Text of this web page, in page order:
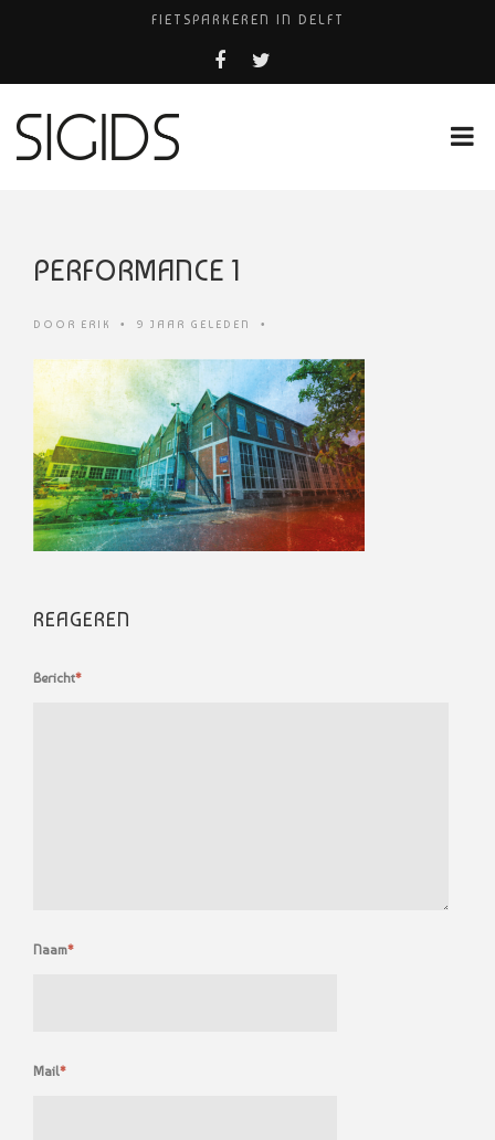
FIETSPARKEREN IN DELFT
PIZZERIA POMPEÏ ￼
COCKTAILS ON THE SPOT!
PERFORMANCE 1
DOOR ERIK • 9 JAAR GELEDEN •
REAGEREN
Bericht*
Naam*
Mail*